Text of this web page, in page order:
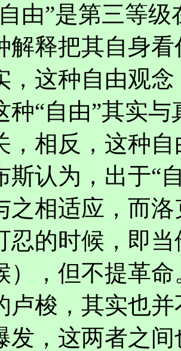
由”是第三等
解释把其自身
，这种自由观
种“自由”其实
，相反，这种
斯认为，出于“
之相适应，而
忍的时候，即
），但不提革
卢梭，其实也
发，这两者之